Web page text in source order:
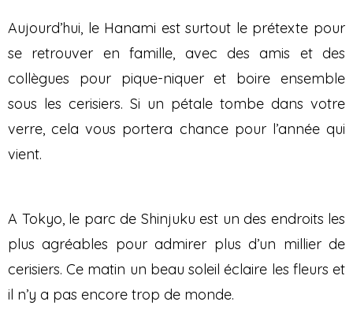
Aujourd’hui, le Hanami est surtout le prétexte pour
se retrouver en famille, avec des amis et des
collègues pour pique-niquer et boire ensemble
sous les cerisiers. Si un pétale tombe dans votre
verre, cela vous portera chance pour l’année qui
vient.
A Tokyo, le parc de Shinjuku est un des endroits les
plus agréables pour admirer plus d’un millier de
cerisiers. Ce matin un beau soleil éclaire les fleurs et
il n’y a pas encore trop de monde.